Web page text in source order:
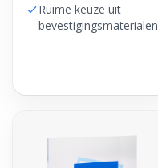
Ruime keuze uit
bevestigingsmaterialen